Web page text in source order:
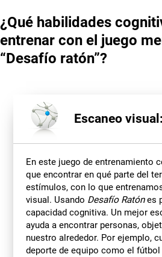
¿Qué habilidades
entrenar con el juego
“Desafío ratón”?
Escaneo visual:
En este juego de entrenamiento
que encontrar en qué parte del
estímulos, con lo que
visual. Usando Desafío Ratónes
capacidad cognitiva. Un mejor
ayuda a encontrar personas,
nuestro alrededor. Por ejemplo,
deporte de equipo como el